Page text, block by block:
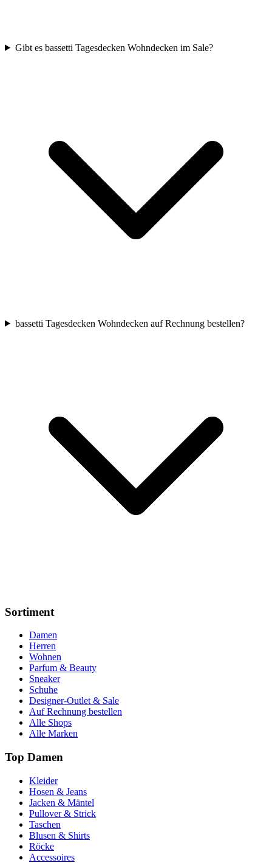
Gibt es bassetti Tagesdecken Wohndecken im Sale?
bassetti Tagesdecken Wohndecken auf Rechnung bestellen?
Sortiment
Damen
Herren
Wohnen
Parfum & Beauty
Sneaker
Schuhe
Designer-Outlet & Sale
Auf Rechnung bestellen
Alle Shops
Alle Marken
Top Damen
Kleider
Hosen & Jeans
Jacken & Mäntel
Pullover & Strick
Taschen
Blusen & Shirts
Röcke
Accessoires